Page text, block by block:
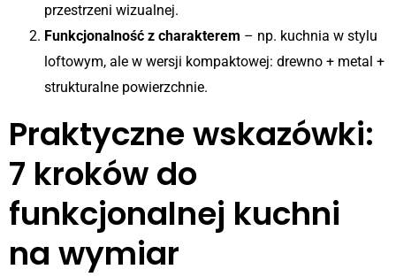
przestrzeni wizualnej.
Funkcjonalność z charakterem – np. kuchnia w stylu
loftowym, ale w wersji kompaktowej: drewno + metal +
strukturalne powierzchnie.
Praktyczne wskazówki:
7 kroków do
funkcjonalnej kuchni
na wymiar